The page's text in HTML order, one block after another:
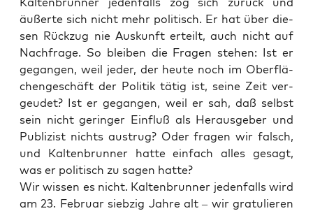
äußer­te sich nicht mehr poli­tisch. Er hat über die­
sen Rück­zug nie Aus­kunft erteilt, auch nicht auf
Nach­fra­ge. So blei­ben die Fra­gen ste­hen: Ist er
gegan­gen, weil jeder, der heu­te noch im Ober­flä­
chen­ge­schäft der Poli­tik tätig ist, sei­ne Zeit ver­
geu­det? Ist er gegan­gen, weil er sah, daß selbst
sein nicht gerin­ger Ein­fluß als Her­aus­ge­ber und
Publi­zist nichts aus­trug? Oder fra­gen wir falsch,
und Kal­ten­brun­ner hat­te ein­fach alles gesagt,
was er poli­tisch zu sagen hatte?
Wir wis­sen es nicht. Kal­ten­brun­ner jeden­falls wird
am 23. Febru­ar sieb­zig Jah­re alt – wir gra­tu­lie­ren